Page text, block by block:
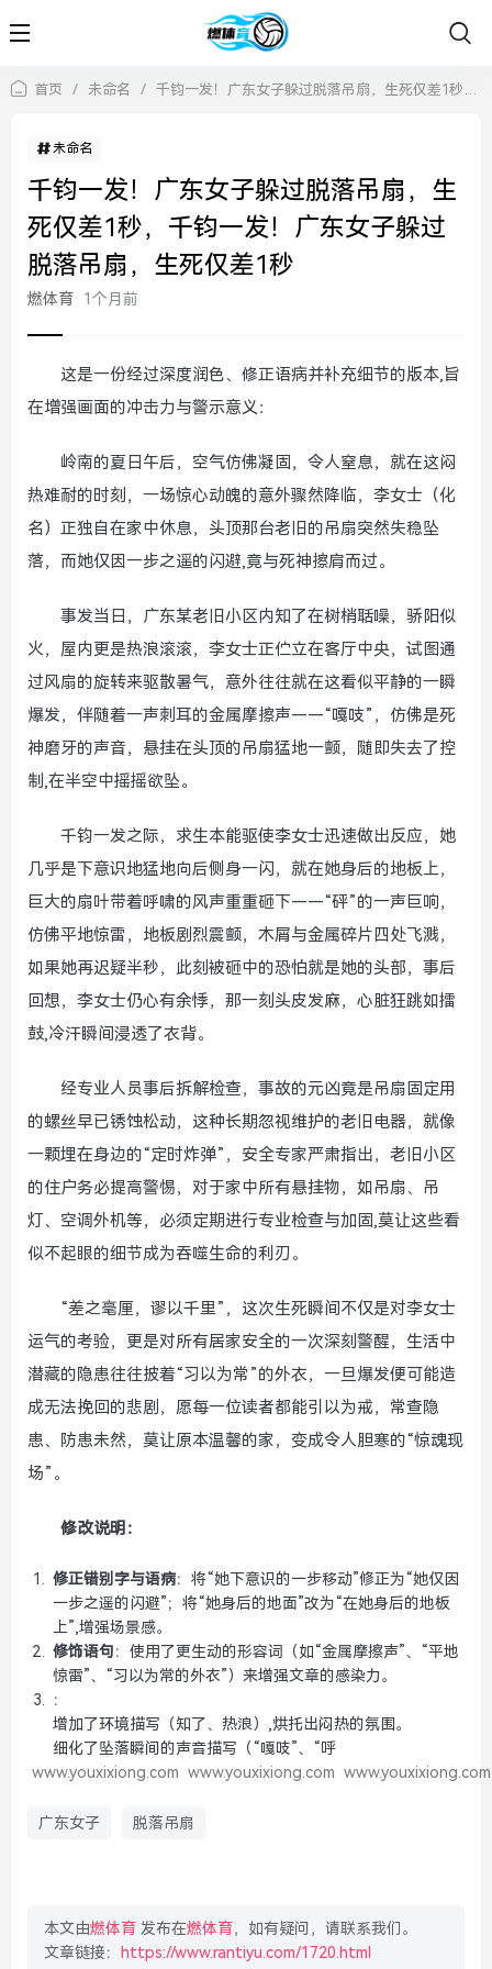
首页 / 未命名 / 千钧一发！广东女子躲过脱落吊扇，生死仅差1秒，千钧一发！广东女子躲过脱落吊扇，生死仅差1秒
未命名
千钧一发！广东女子躲过脱落吊扇，生
死仅差1秒，千钧一发！广东女子躲过
脱落吊扇，生死仅差1秒
燃体育 1个月前
这是一份经过深度润色、修正语病并补充细节的版本,旨
在增强画面的冲击力与警示意义：
岭南的夏日午后，空气仿佛凝固，令人窒息，就在这闷
热难耐的时刻，一场惊心动魄的意外骤然降临，李女士（化
名）正独自在家中休息，头顶那台老旧的吊扇突然失稳坠
落，而她仅因一步之遥的闪避,竟与死神擦肩而过。
事发当日，广东某老旧小区内知了在树梢聒噪，骄阳似
火，屋内更是热浪滚滚，李女士正伫立在客厅中央，试图通
过风扇的旋转来驱散暑气，意外往往就在这看似平静的一瞬
爆发，伴随着一声刺耳的金属摩擦声——“嘎吱”，仿佛是死
神磨牙的声音，悬挂在头顶的吊扇猛地一颤，随即失去了控
制,在半空中摇摇欲坠。
千钧一发之际，求生本能驱使李女士迅速做出反应，她
几乎是下意识地猛地向后侧身一闪，就在她身后的地板上，
巨大的扇叶带着呼啸的风声重重砸下——“砰”的一声巨响，
仿佛平地惊雷，地板剧烈震颤，木屑与金属碎片四处飞溅，
如果她再迟疑半秒，此刻被砸中的恐怕就是她的头部，事后
回想，李女士仍心有余悸，那一刻头皮发麻，心脏狂跳如擂
鼓,冷汗瞬间浸透了衣背。
经专业人员事后拆解检查，事故的元凶竟是吊扇固定用
的螺丝早已锈蚀松动，这种长期忽视维护的老旧电器，就像
一颗埋在身边的“定时炸弹”，安全专家严肃指出，老旧小区
的住户务必提高警惕，对于家中所有悬挂物，如吊扇、吊
灯、空调外机等，必须定期进行专业检查与加固,莫让这些看
似不起眼的细节成为吞噬生命的利刃。
“差之毫厘，谬以千里”，这次生死瞬间不仅是对李女士
运气的考验，更是对所有居家安全的一次深刻警醒，生活中
潜藏的隐患往往披着“习以为常”的外衣，一旦爆发便可能造
成无法挽回的悲剧，愿每一位读者都能引以为戒，常查隐
患、防患未然，莫让原本温馨的家，变成令人胆寒的“惊魂现
场”。
修改说明：
修正错别字与语病：将“她下意识的一步移动”修正为“她仅因
一步之遥的闪避”；将“她身后的地面”改为“在她身后的地板
上”,增强场景感。
修饰语句：使用了更生动的形容词（如“金属摩擦声”、“平地
惊雷”、“习以为常的外衣”）来增强文章的感染力。
：
增加了环境描写（知了、热浪）,烘托出闷热的氛围。
细化了坠落瞬间的声音描写（“嘎吱”、“呼
www.youxixiong.com www.youxixiong.com www.youxixiong.com
广东女子 脱落吊扇
本文由燃体育 发布在燃体育，如有疑问，请联系我们。
文章链接：
https://www.rantiyu.com/1720.html